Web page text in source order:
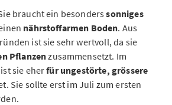
braucht ein besonderssonniges
nährstoffarmen Boden. Aus
ist sie sehr wertvoll, da sie
Pflanzenzusammensetzt. Im
sie eherfür ungestörte, grössere
Sie sollte erst im Juli zum ersten